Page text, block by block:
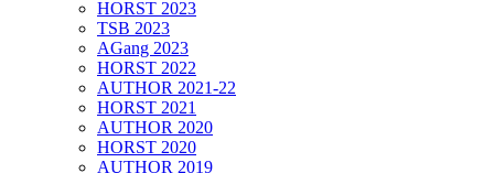
HORST 2023
TSB 2023
AGang 2023
HORST 2022
AUTHOR 2021-22
HORST 2021
AUTHOR 2020
HORST 2020
AUTHOR 2019